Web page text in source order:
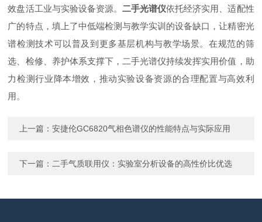
效盘活工业与实验设备资源。 二手光谱仪依托经济实用、适配性
广的特点，填上了中低端检测与教学实训的设备缺口，让精密光
谱检测技术可以普及到更多基层机构与教学场景。在规范的筛
选、检修、养护体系支撑下，二手光谱仪持续发挥实用价值，助
力检测行业降本增效，推动实验设备资源的合理配置与高效利
用。
上一篇：安捷伦GC6820气相色谱仪的性能特点与实际应用
下一篇： 二手气质联用仪：实验室分析设备的高性价比优选